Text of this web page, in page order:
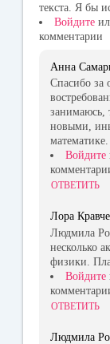
текста. Я бы
Войдите
комментарии
Анна
Спасибо за
занимаюсь,
новыми,
математике.
Войдите
ОТВЕТИТЬ
Лора
Людмила
несколько
физики.
Войдите
ОТВЕТИТЬ
Людмила